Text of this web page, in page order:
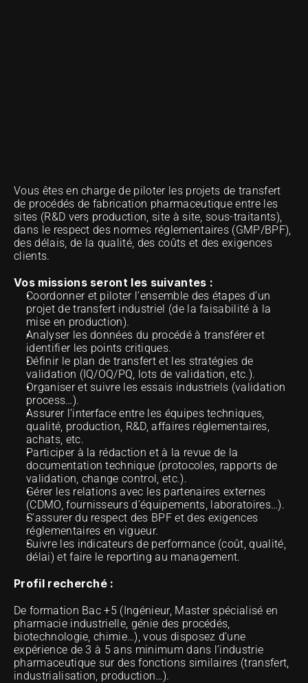
Vous êtes en charge de piloter les projets de transfert
de procédés de fabrication pharmaceutique entre les
sites (R&D vers production, site à site, sous-traitants),
dans le respect des normes réglementaires (GMP/BPF),
des délais, de la qualité, des coûts et des exigences
clients.
Vos missions seront les suivantes :
Coordonner et piloter l’ensemble des étapes d’un
projet de transfert industriel (de la faisabilité à la
mise en production).
Analyser les données du procédé à transférer et
identifier les points critiques.
Définir le plan de transfert et les stratégies de
validation (IQ/OQ/PQ, lots de validation, etc.).
Organiser et suivre les essais industriels (validation
process…).
Assurer l’interface entre les équipes techniques,
qualité, production, R&D, affaires réglementaires,
achats, etc.
Participer à la rédaction et à la revue de la
documentation technique (protocoles, rapports de
validation, change control, etc.).
Gérer les relations avec les partenaires externes
(CDMO, fournisseurs d’équipements, laboratoires…).
S’assurer du respect des BPF et des exigences
réglementaires en vigueur.
Suivre les indicateurs de performance (coût, qualité,
délai) et faire le reporting au management.
Profil recherché :
De formation Bac +5 (Ingénieur, Master spécialisé en
pharmacie industrielle, génie des procédés,
biotechnologie, chimie…), vous disposez d’une
expérience de 3 à 5 ans minimum dans l’industrie
pharmaceutique sur des fonctions similaires (transfert,
industrialisation, production…).